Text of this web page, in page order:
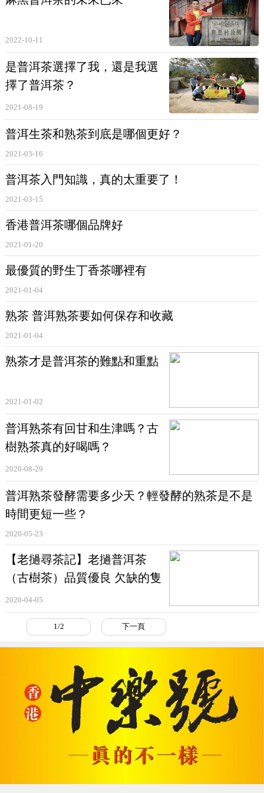
2022-10-11
是普洱茶選擇了我，還是我選
擇了普洱茶？
2021-08-19
普洱生茶和熟茶到底是哪個更好？
2021-03-16
普洱茶入門知識，真的太重要了！
2021-03-15
香港普洱茶哪個品牌好
2021-01-20
最優質的野生丁香茶哪裡有
2021-01-04
熟茶 普洱熟茶要如何保存和收藏
2021-01-04
熟茶才是普洱茶的難點和重點
2021-01-02
普洱熟茶有回甘和生津嗎？古
樹熟茶真的好喝嗎？
2020-08-29
普洱熟茶發酵需要多少天？輕發酵的熟茶是不是
時間更短一些？
2020-05-23
【老撾尋茶記】老撾普洱茶
（古樹茶）品質優良 欠缺的隻
是工藝
2020-04-05
1/2 下一頁